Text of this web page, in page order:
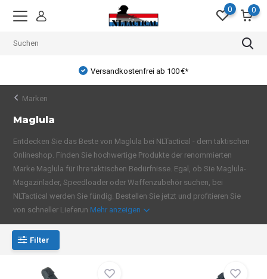
0 0
Versandkostenfrei ab 100 €*
Marken
Maglula
Entdecken Sie das Beste von Maglula bei NLTactical - dem taktischen
Onlineshop. Finden Sie hochwertige Produkte der renommierten
Marke Maglula für Ihre taktischen Bedürfnisse. Egal, ob Sie Maglula-
Magazinlader, Speedloader oder Waffenzubehör suchen, bei
NLTactical werden Sie fündig. Bestellen Sie jetzt und profitieren Sie
von schneller Lieferun Mehr anzeigen
Filter